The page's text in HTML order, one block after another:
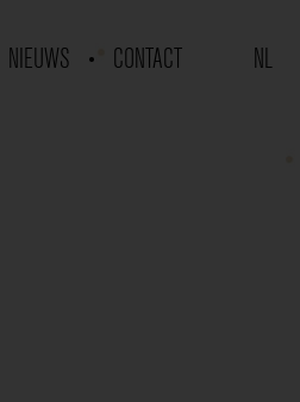
NIEUWS CONTACT NL